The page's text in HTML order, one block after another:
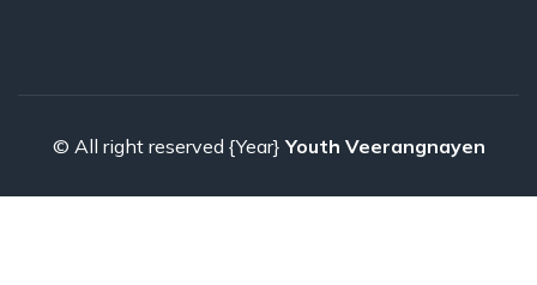
© All right reserved {Year} Youth Veerangnayen